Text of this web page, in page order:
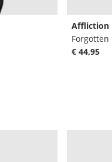
Affliction
€ 44,95